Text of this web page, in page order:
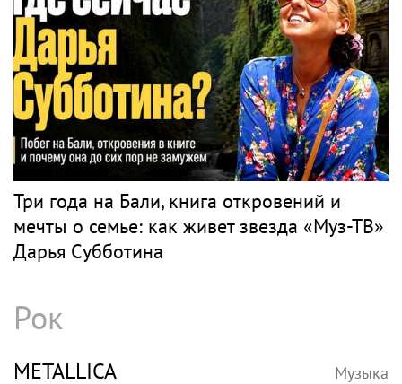
Три года на Бали, книга откровений и
мечты о семье: как живет звезда «Муз-ТВ»
Дарья Субботина
Рок
METALLICA Музыка